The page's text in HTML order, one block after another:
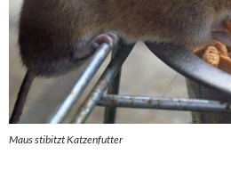
Maus stibitzt Katzenfutter